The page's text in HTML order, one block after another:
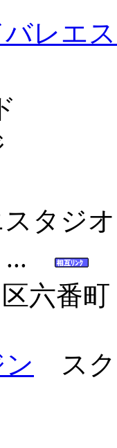
レエ
タジ
...
六番
スク